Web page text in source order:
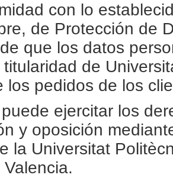
con lo
de Protección de
que los datos
de
los pedidos de los
ejercitar los
y oposición
la Universitat